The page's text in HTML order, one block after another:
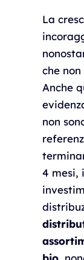
La
che
Anche
non
4 mesi,